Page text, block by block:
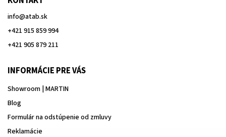
info@atab.sk
+421 915 859 994
+421 905 879 211
INFORMÁCIE PRE VÁS
Showroom | MARTIN
Blog
Formulár na odstúpenie od zmluvy
Reklamácie